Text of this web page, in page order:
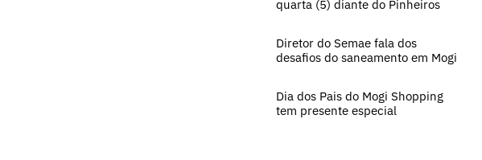
quarta (5) diante do Pinheiros
Diretor do Semae fala dos
desafios do saneamento em Mogi
Dia dos Pais do Mogi Shopping
tem presente especial